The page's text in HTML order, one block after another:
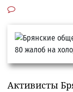
Активисты